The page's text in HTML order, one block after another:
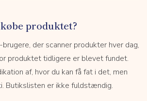
produktet?
der scanner produkter hver dag,
produktet tidligere er blevet fundet.
af, hvor du kan få fat i det, men
Butikslisten er ikke fuldstændig.